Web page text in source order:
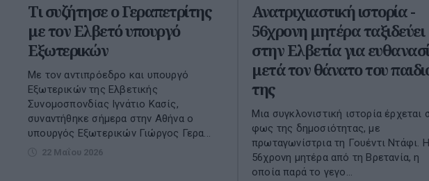
Τι συζήτησε ο Γεραπετρίτης
με τον Ελβετό υπουργό
Εξωτερικών
Με τον αντιπρόεδρο και υπουργό
Εξωτερικών της Ελβετικής
Συνομοσπονδίας Ιγνάτιο Κασίς,
συναντήθηκε σήμερα στην Αθήνα ο
υπουργός Εξωτερικών Γιώργος Γερα...
22 Μαΐου 2026
Ανατριχιαστική ιστορία -
56χρονη μητέρα ταξιδεύει
στην Ελβετία για
μετά τον θάνατο του
της
Μια συγκλονιστική ιστορία έρχεται
φως της δημοσιότητας, με
πρωταγωνίστρια τη Γουέντι Ντάφι. Η
56χρονη μητέρα από τη Βρετανία, η
οποία παρά το γεγο...